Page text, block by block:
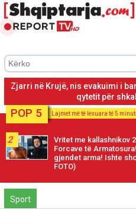
Zjarri në Krujë, banorët
shkak të
POP 5 Lajmet më të lexuara të 5
2
Vritet me kallashnikov
Forcave të
gjendet arma! Ishte
FOTO)
Sport